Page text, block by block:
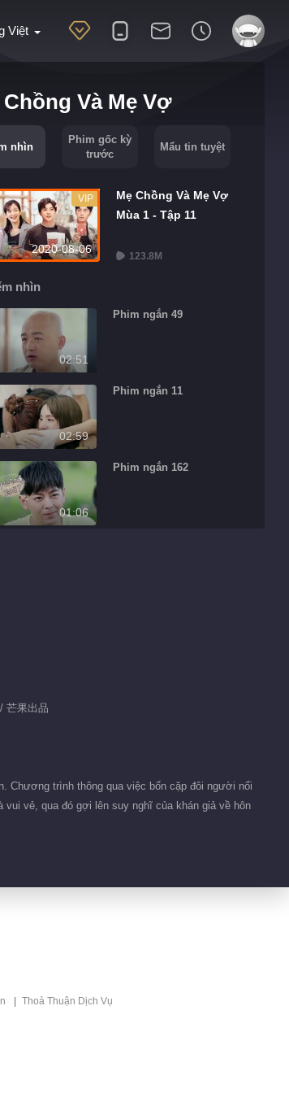
Việt
Chồng Và Mẹ Vợ
nhìn
Phim gốc kỳ
trước
Mẩu tin tuyệt
2020-08-06
VIP
Mẹ Chồng Và Mẹ Vợ
Mùa 1 - Tập 11
123.8M
nhìn
02:51
Phim ngắn 49
02:59
Phim ngắn 11
01:06
Phim ngắn 162
芒果出品
Chương trình thông qua việc bốn cặp đôi người nổi
vẻ, qua đó gợi lên suy nghĩ của khán giả về hôn
Thoả Thuận Dịch Vụ